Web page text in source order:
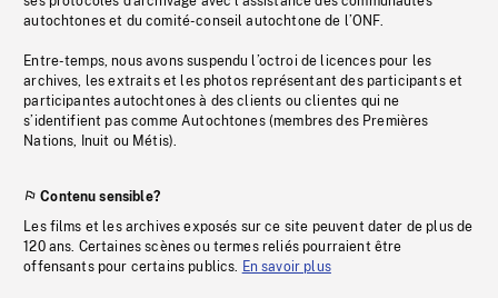
autochtones et du comité-conseil autochtone de l’ONF.
Entre-temps, nous avons suspendu l’octroi de licences pour les
archives, les extraits et les photos représentant des participants et
participantes autochtones à des clients ou clientes qui ne
s’identifient pas comme Autochtones (membres des Premières
Nations, Inuit ou Métis).
Contenu sensible?
Les films et les archives exposés sur ce site peuvent dater de plus de
120 ans. Certaines scènes ou termes reliés pourraient être
offensants pour certains publics. En savoir plus